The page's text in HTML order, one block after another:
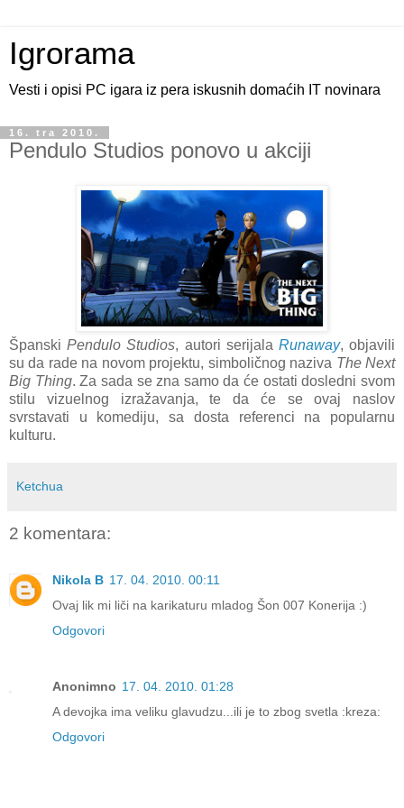
Igrorama
Vesti i opisi PC igara iz pera iskusnih domaćih IT novinara
16. tra 2010.
Pendulo Studios ponovo u akciji
ŠpanskiPendulo Studios, autori serijala Runaway, objavili
su da rade na novom projektu, simboličnog naziva The Next
Big Thing. Za sada se zna samo da će ostati dosledni svom
stilu vizuelnog izražavanja, te da će se ovaj naslov
svrstavati u komediju, sa dosta referenci na popularnu
kulturu.
Ketchua
2 komentara:
Nikola B 17. 04. 2010. 00:11
Ovaj lik mi liči na karikaturu mladog Šon 007 Konerija :)
Odgovori
Anonimno 17. 04. 2010. 01:28
A devojka ima veliku glavudzu...ili je to zbog svetla :kreza:
Odgovori